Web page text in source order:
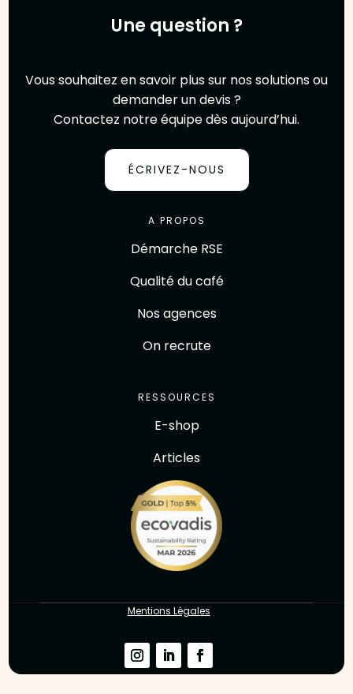
Une question ?
Vous souhaitez en savoir plus sur nos solutions ou
demander un devis ?
Contactez notre équipe dès aujourd’hui.
ÉCRIVEZ-NOUS
A PROPOS
Démarche RSE
Qualité du café
Nos agences
On recrute
RESSOURCES
E-shop
Articles
Mentions Légales